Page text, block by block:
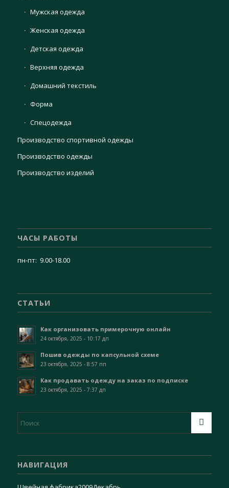
Мужская одежда
Женская одежда
Детская одежда
Верхняя одежда
Домашний текстиль
Форма
Спецодежда
Производство спортивной одежды
Производство одежды
Производство изделий
ЧАСЫ РАБОТЫ
пн-пт: 9.00-18.00
СТАТЬИ
Как организовать примерочную онлайн
24 октября, 2025 - 10:17 дп
Пошив одежды по капсульной схеме
23 октября, 2025 - 8:57 пп
Как продавать одежду на заказ по подписке
23 октября, 2025 - 7:37 дп
НАВИГАЦИЯ